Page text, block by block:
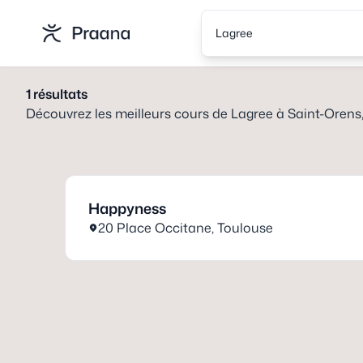
Lagree
1résultats
Découvrez les meilleurs cours de Lagree à Saint-
Happyness
20 Place Occitane,Toulouse